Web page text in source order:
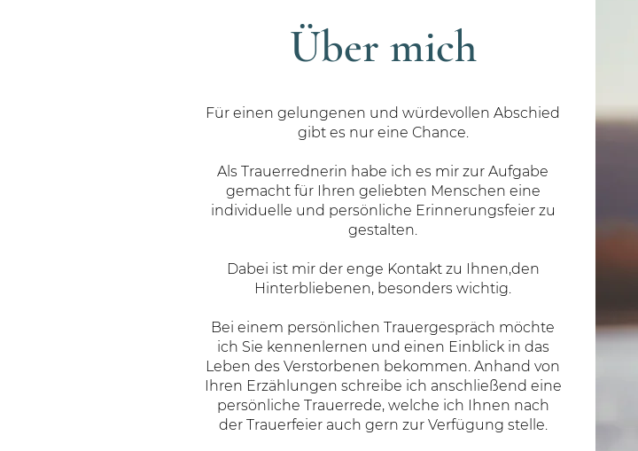
Über mich
Für einen gelungenen und würdevollen Abschied
gibt es nur eine Chance.
Als Trauerrednerin habe ich es mir zur Aufgabe
gemacht für Ihren geliebten Menschen eine
individuelle und persönliche Erinnerungsfeier zu
gestalten.
Dabei ist mir der enge Kontakt zu Ihnen,den
Hinterbliebenen, besonders wichtig.
Bei einem persönlichen Trauergespräch möchte
ich Sie kennenlernen und einen Einblick in das
Leben des Verstorbenen bekommen. Anhand von
Ihren Erzählungen schreibe ich anschließend eine
persönliche Trauerrede, welche ich Ihnen nach
der Trauerfeier auch gern zur Verfügung stelle.